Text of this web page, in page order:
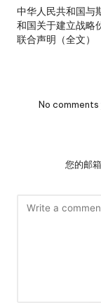
中华人民共和国与
和国关于建立战略
联合声明（全文）
No
您的邮